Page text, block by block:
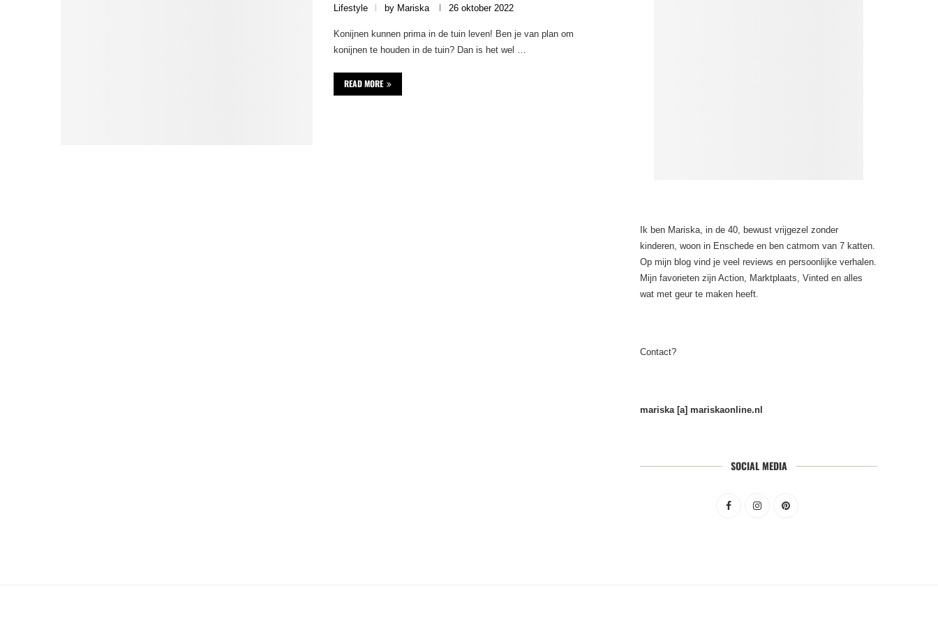
Lifestyle by Mariska 26 oktober 2022
Konijnen kunnen prima in de tuin leven! Ben je van plan om
konijnen te houden in de tuin? Dan is het wel …
READ MORE
Ik ben Mariska, in de 40, bewust vrijgezel zonder
kinderen, woon in Enschede en ben catmom van 7 katten.
Op mijn blog vind je veel reviews en persoonlijke verhalen.
Mijn favorieten zijn Action, Marktplaats, Vinted en alles
wat met geur te maken heeft.
Contact?
mariska [a] mariskaonline.nl
SOCIAL MEDIA